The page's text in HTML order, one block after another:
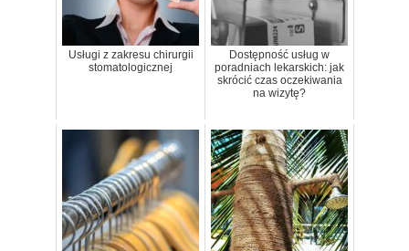
Usługi z zakresu chirurgii
stomatologicznej
Dostępność usług w
poradniach lekarskich: jak
skrócić czas oczekiwania
na wizytę?